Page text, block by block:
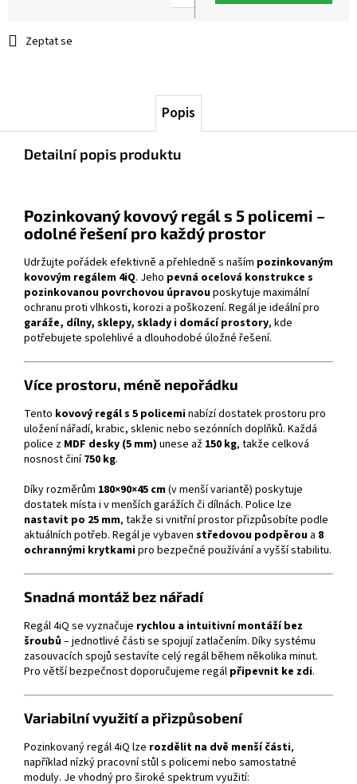
Zeptat se
Popis
Detailní popis produktu
Pozinkovaný kovový regál s 5 policemi –
odolné řešení pro každý prostor
Udržujte pořádek efektivně a přehledně s naším pozinkovaným
kovovým regálem 4iQ. Jeho pevná ocelová konstrukce s
pozinkovanou povrchovou úpravouposkytuje maximální
ochranu proti vlhkosti, korozi a poškození. Regál je ideální pro
garáže, dílny, sklepy, sklady i domácí prostory, kde
potřebujete spolehlivé a dlouhodobé úložné řešení.
Více prostoru, méně nepořádku
Tento kovový regál s 5 policeminabízí dostatek prostoru pro
uložení nářadí, krabic, sklenic nebo sezónních doplňků. Každá
police z MDF desky (5 mm) unese až 150 kg, takže celková
nosnost činí750 kg.
Díky rozměrům 180×90×45 cm(v menší variantě) poskytuje
dostatek místa i v menších garážích či dílnách. Police lze
nastavit po 25 mm, takže si vnitřní prostor přizpůsobíte podle
aktuálních potřeb. Regál je vybaven středovou podpěrou a 8
ochrannými krytkamipro bezpečné používání a vyšší stabilitu.
Snadná montáž bez nářadí
Regál 4iQ se vyznačuje rychlou a intuitivní montáží bez
šroubů– jednotlivé části se spojují zatlačením. Díky systému
zasouvacích spojů sestavíte celý regál během několika minut.
Pro větší bezpečnost doporučujeme regál připevnit ke zdi.
Variabilní využití a přizpůsobení
Pozinkovaný regál 4iQ lze rozdělit na dvě menší části,
například nízký pracovní stůl s policemi nebo samostatné
moduly. Je vhodný pro široké spektrum využití: